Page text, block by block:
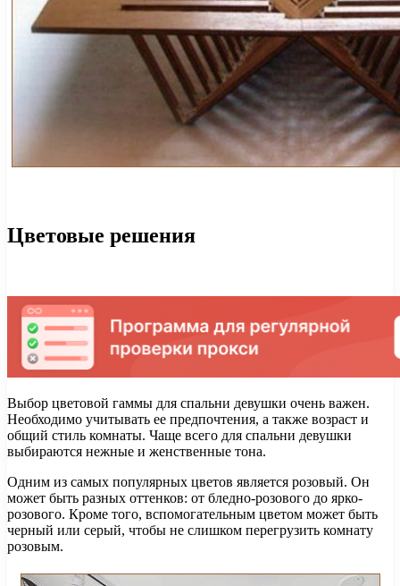
Цветовые решения
Выбор цветовой гаммы для спальни девушки очень важен.
Необходимо учитывать ее предпочтения, а также возраст и
общий стиль комнаты. Чаще всего для спальни девушки
выбираются нежные и женственные тона.
Одним из самых популярных цветов является розовый. Он
может быть разных оттенков: от бледно-розового до ярко-
розового. Кроме того, вспомогательным цветом может быть
черный или серый, чтобы не слишком перегрузить комнату
розовым.